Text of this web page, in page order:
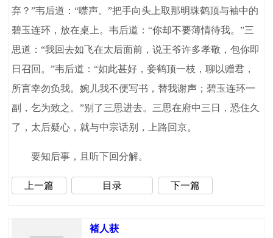
弃？”韦后道：“噤声。”把手向头上取那明珠鹤顶与袖中的
碧玉连环，放在桌上。韦后道：“你却不要薄情待我。”三
思道：“我回去如飞在太后面前，说王爷许多孝敬，包你即
日召回。”韦后道：“如此甚好，妾鹤顶一枝，聊以赠君，
所言幸勿负我。婉儿我不便写书，替我谢声；碧玉连环一
副，乞为致之。”别了三思进去。三思在府中三日，恐住久
了，太后疑心，就与中宗话别，上路回京。
要知后事，且听下回分解。
上一篇 目录 下一篇
褚人获